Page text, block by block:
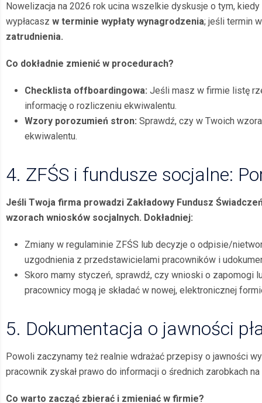
Nowelizacja na 2026 rok ucina wszelkie dyskusje o tym,
wypłacasz w terminie wypłaty wynagrodzenia; jeśli termin
zatrudnienia.
Co dokładnie zmienić w procedurach?
Checklista offboardingowa: Jeśli masz w firmie listę
informację o rozliczeniu ekwiwalentu.
Wzory porozumień stron: Sprawdź, czy w Twoich
ekwiwalentu.
4. ZFŚS i fundusze socjalne:
Jeśli Twoja firma prowadzi Zakładowy Fundusz
wzorach wniosków socjalnych. Dokładniej:
Zmiany w regulaminie ZFŚS lub decyzje o odpisie/
uzgodnienia z przedstawicielami pracowników i
Skoro mamy styczeń, sprawdź, czy wnioski o zapomogi
pracownicy mogą je składać w nowej, elektronicznej
5. Dokumentacja o jawności
Powoli zaczynamy też realnie wdrażać przepisy o jawności
pracownik zyskał prawo do informacji o średnich zarobkach
Co warto zacząć zbierać i zmieniać w firmie?